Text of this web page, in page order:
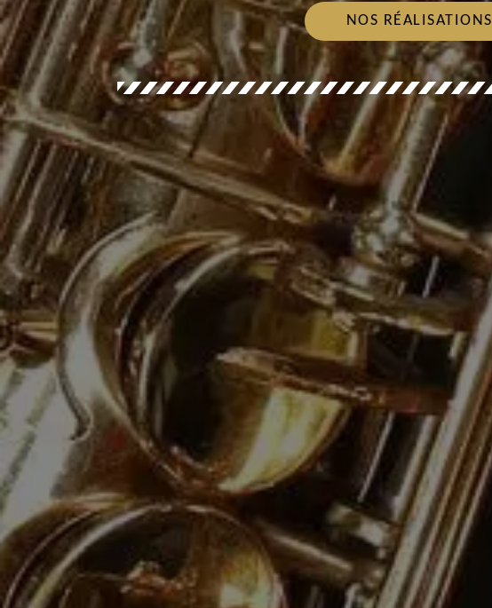
NOS RÉALISATIONS